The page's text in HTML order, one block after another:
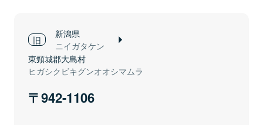
新潟県
ニイガタケン
東頸城郡大島村
ヒガシクビキグンオオシマムラ
942-1106